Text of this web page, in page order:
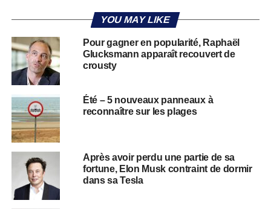
YOU MAY LIKE
Pour gagner en popularité, Raphaël
Glucksmann apparaît recouvert de
crousty
Été – 5 nouveaux panneaux à
reconnaître sur les plages
Après avoir perdu une partie de sa
fortune, Elon Musk contraint de dormir
dans sa Tesla